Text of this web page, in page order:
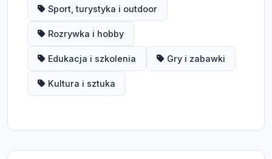
Sport, turystyka i outdoor
Rozrywka i hobby
Edukacja i szkolenia Gry i zabawki
Kultura i sztuka